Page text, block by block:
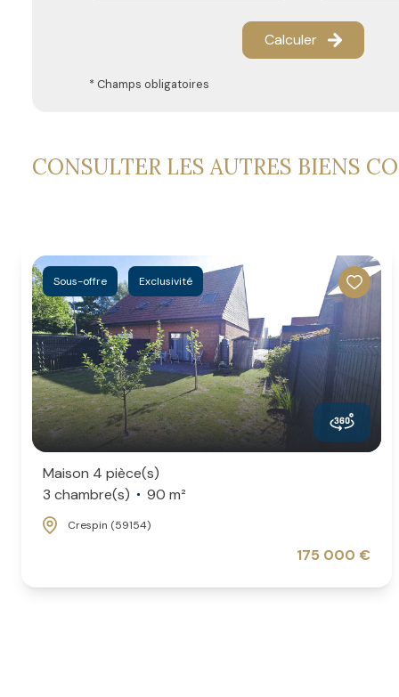
Calculer
* Champs obligatoires
CONSULTER LES AUTRES BIENS
Sous-offre Exclusivité
Maison 4 pièce(s)
3 chambre(s)
90 m²
Crespin (59154)
175 000 €